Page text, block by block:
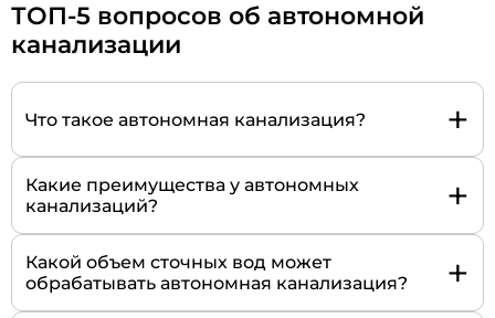
ТОП-5 вопросов об автономной
канализации
Что такое автономная канализация? +
Какие преимущества у автономных
канализаций?
+
Какой объем сточных вод может
обрабатывать автономная канализация?
+